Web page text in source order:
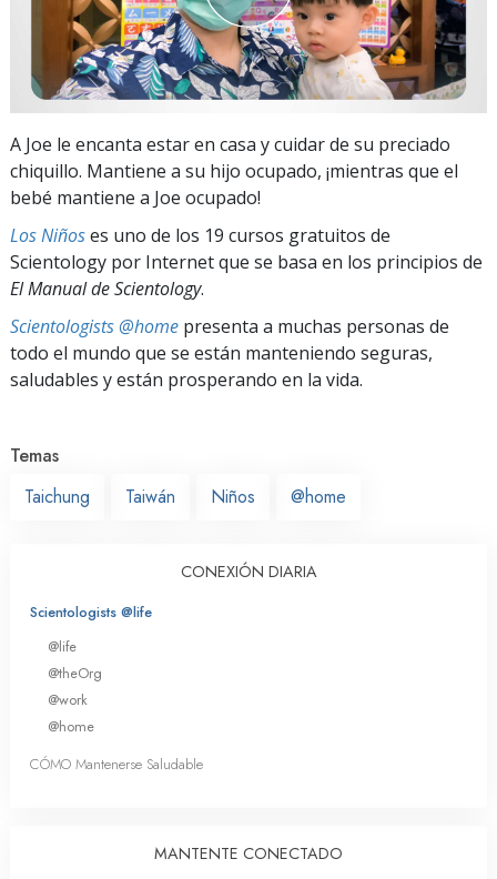
A Joe le encanta estar en casa y cuidar de su preciado
chiquillo. Mantiene a su hijo ocupado, ¡mientras que el
bebé mantiene a Joe ocupado!
Los Niñoses uno de los 19 cursos gratuitos de
Scientology por Internet que se basa en los principios de
El Manual de Scientology.
Scientologists @home presenta a muchas personas de
todo el mundo que se están manteniendo seguras,
saludables y están prosperando en la vida.
Temas
Taichung
Taiwán Niños @home
CONEXIÓN DIARIA
Scientologists @life
@life
@theOrg
@work
@home
CÓMO Mantenerse Saludable
MANTENTE CONECTADO